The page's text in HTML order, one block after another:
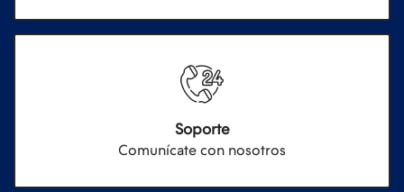
Soporte
Comunícate con nosotros